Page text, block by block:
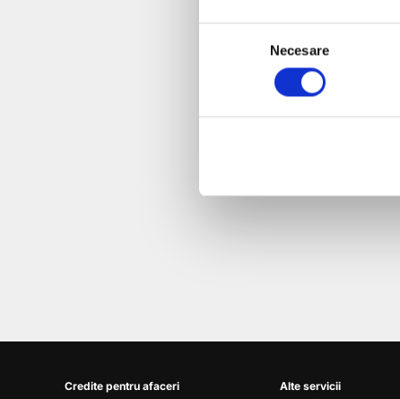
Necesare
Va urma…
Despre autor:
Lorem ipsum
sagittis, felis ut
Credite pentru afaceri
Alte servicii